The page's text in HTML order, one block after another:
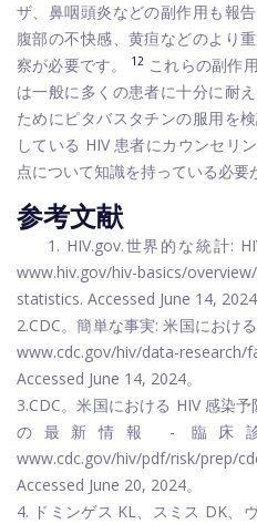
ザ、鼻咽頭炎などの副作用も報
腹部の不快感、黄疸などのより
察が必要です。
12これらの副作
は一般に多くの患者に十分に耐
ためにピタバスタチンの服用を
している HIV 患者にカウンセリ
点について知識を持っている必要
参考文献
1. HIV.gov.世界的な統計:
www.hiv.gov/hiv-basics/
statistics. Accessed June 14, 2024
2.CDC。簡単な事実: 米国におけ
www.cdc.gov/hiv/data-research/
Accessed June 14, 2024。
3.CDC。米国における HIV 感染
の最新情報 - 臨床
www.cdc.gov/hiv/pdf/risk/prep/
Accessed June 20, 2024。
4. ドミンゲス KL、スミス DK、